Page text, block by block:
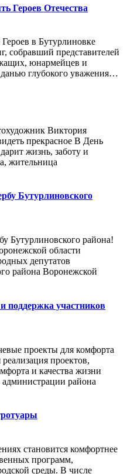
Героев Отечества
в Бутурлиновке
собравший представителей
юнармейцев и
глубокого уважения…
Виктория
прекрасное В День
жизнь, заботу и
жительница
Бутурлиновского
Бутурлиновского района!
области
депутатов
района Воронежской
поддержка участников
проекты для комфорта
проектов,
и качества жизни
района
становится комфортнее
программ,
среды. В числе